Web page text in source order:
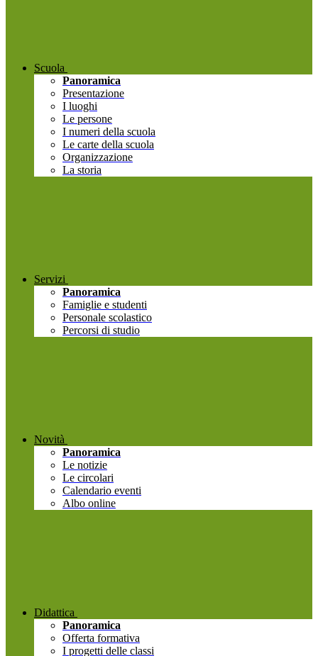
Scuola
Panoramica
Presentazione
I luoghi
Le persone
I numeri della scuola
Le carte della scuola
Organizzazione
La storia
Servizi
Panoramica
Famiglie e studenti
Personale scolastico
Percorsi di studio
Novità
Panoramica
Le notizie
Le circolari
Calendario eventi
Albo online
Didattica
Panoramica
Offerta formativa
I progetti delle classi